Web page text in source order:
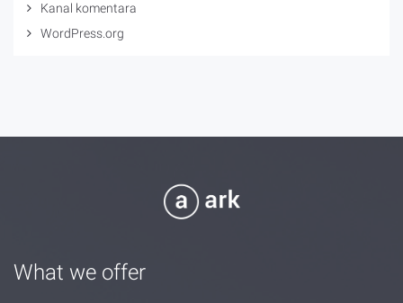
Kanal komentara
WordPress.org
What we offer